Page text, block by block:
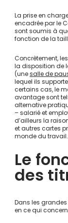
La prise en
encadrée par le
sont soumis à
fonction de la
Concrètement,
la disposition de
(unesalle de
lequel ils
certains cas, le
avantage sont
alternative
– salarié et
d’ailleurs la
et autres cartes
monde du travail.
Le
des
Dans les
en ce qui